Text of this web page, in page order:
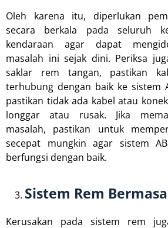
Oleh karena itu, diperlukan
secara berkala pada seluruh
kendaraan agar dapat
masalah ini sejak dini. Periksa
saklar rem tangan, pastikan
terhubung dengan baik ke sistem
pastikan tidak ada kabel atau
longgar atau rusak. Jika
masalah, pastikan untuk
secepat mungkin agar sistem
berfungsi dengan baik.
Sistem Rem
Kerusakan pada sistem rem